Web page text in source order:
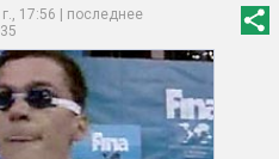
17:56 | последнее